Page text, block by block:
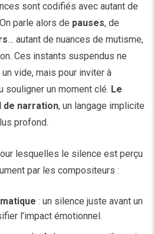
sont codifiés avec autant de
parle alors de pauses, de
… autant de nuances de mutisme,
Ces instants suspendus ne
vide, mais pour inviter à
souligner un moment clé. Le
de narration, un langage implicite
profond.
lesquelles le silence est perçu
par les compositeurs :
: un silence juste avant un
l’impact émotionnel.